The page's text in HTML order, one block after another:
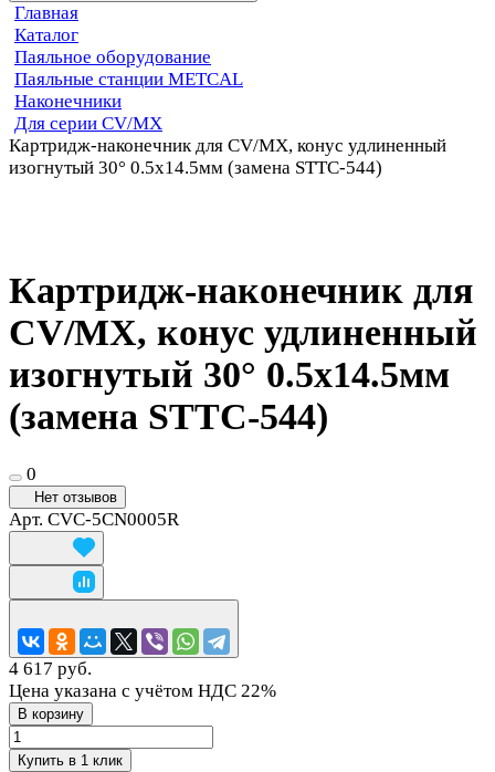
Главная
Каталог
Паяльное оборудование
Паяльные станции METCAL
Наконечники
Для серии CV/MX
Картридж-наконечник для СV/MX, конус удлиненный
изогнутый 30° 0.5х14.5мм (замена STTC-544)
Картридж-наконечник для
СV/MX, конус удлиненный
изогнутый 30° 0.5х14.5мм
(замена STTC-544)
0
Нет отзывов
Арт. CVC-5CN0005R
4 617 руб.
Цена указана с учётом НДС 22%
В корзину
Купить в 1 клик